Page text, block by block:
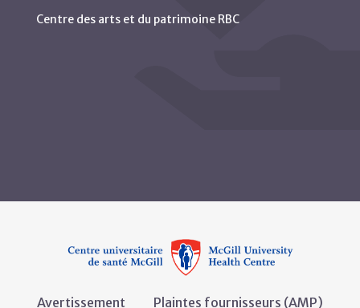
Centre des arts et du patrimoine RBC
Avertissement Plaintes fournisseurs (AMP)